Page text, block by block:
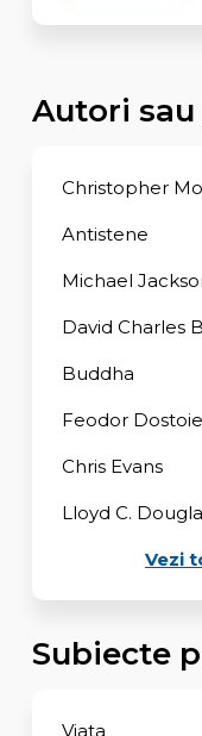
Autori
Christopher
Antistene
Michael
David Charles
Buddha
Feodor
Chris Evans
Lloyd C.
Vezi
Subiecte
Viata